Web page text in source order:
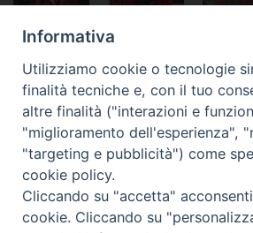
Notificheapp
Avviato il nuovo Anno
formativo in Seminario
Verso il
Informativa
Utilizziamo cookie o tecnologie
finalità tecniche e, con il tuo
altre finalità ("interazioni e
"miglioramento dell'esperienza",
"targeting e pubblicità") come
cookie policy.
Cliccando su "accetta"
cookie. Cliccando su